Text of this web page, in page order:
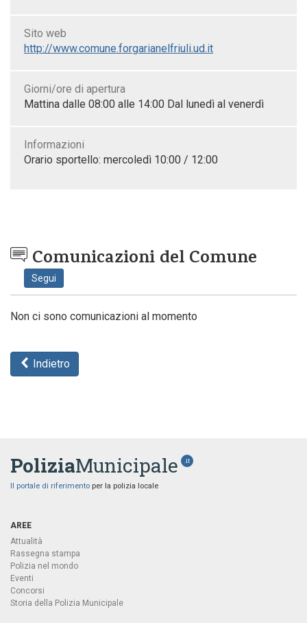
Sito web
http://www.comune.forgarianelfriuli.ud.it
Giorni/ore di apertura
Mattina dalle 08:00 alle 14:00 Dal lunedì al venerdì
Informazioni
Orario sportello: mercoledì 10:00 / 12:00
Comunicazioni del Comune
Segui
Non ci sono comunicazioni al momento
Indietro
PoliziaMunicipale .it
Il portale di riferimento per la polizia locale
AREE
Attualità
Rassegna stampa
Polizia nel mondo
Eventi
Concorsi
Storia della Polizia Municipale